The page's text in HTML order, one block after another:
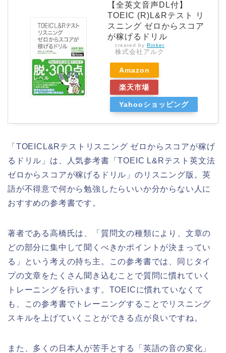
【全英文音声DL付】
TOEIC (R)L&Rテスト リ
スニング ゼロからスコア
が稼げるドリル
created by Rinker
株式会社アルク
Amazon
楽天市場
Yahooショッピング
「TOEICL&Rテストリスニング ゼロからスコアが稼げ
るドリル」は、人気参考書「TOEIC L&Rテスト英文法
ゼロからスコアが稼げるドリル」のリスニング版。英
語が不得意で何から勉強したらいいか分からない人に
おすすめの参考書です。
著者である高橋氏は、「質問文の種類により、文章の
どの部分に集中して聞くべきかポイントが決まってい
る」という考えの持ち主。この参考書では、同じタイ
プの文章をたくさん聞き込むことで質問に慣れていく
トレーニングを行います。TOEICに慣れていなくて
も、この参考書でトレーニングすることでリスニング
スキルを上げていくことができる点が良いですね。
また、多くの日本人が苦手とする「英語の音の変化」